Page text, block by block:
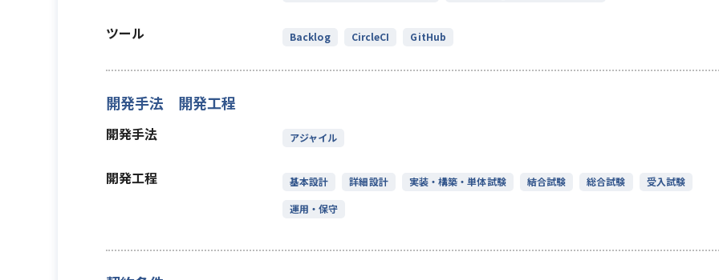
ツール Backlog CircleCI GitHub
開発手法 開発工程
開発手法 アジャイル
開発工程 基本設計 詳細設計 実装・構築・単体試験 結合試験 総合試験
受入試験
運用・保守